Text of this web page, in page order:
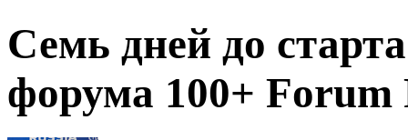
Семь дней до
форума 100+ Forum